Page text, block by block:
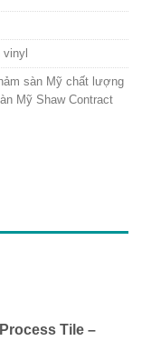
sàn Mỹ chất lượng
Mỹ Shaw Contract
Tile –